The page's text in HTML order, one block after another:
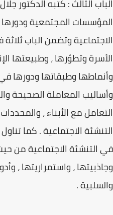
الباب الثالث : كتبه الدكتور
المؤسسات المجتمعية ودورها
الاجتماعية وتضمن الباب
الأسرة وتطوّرها ، وطبيعتها
وأنماطها وطبقاتها ودورها
وأساليب المعاملة الصحيحة
التعامل مع الأبناء ،
التنشئة الاجتماعية . كما
في التنشئة الاجتماعية من
وجاذبيتها ، واستمراريتها ،
والسلبية .